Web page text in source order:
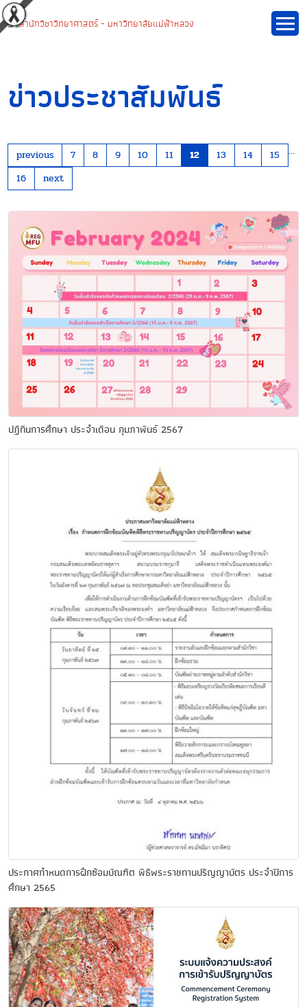
ข่าวประชาสัมพันธ์
previous …
7 8 9 10 11 12 13 14
15
16
next
ปฏิทินการศึกษา ประจำเดือน กุมภาพันธ์ 2567
ประกาศกำหนดการฝึกซ้อมบัณฑิต พิธีพระราชทานปริญญาบัตร ประจำปีการ
ศึกษา 2565